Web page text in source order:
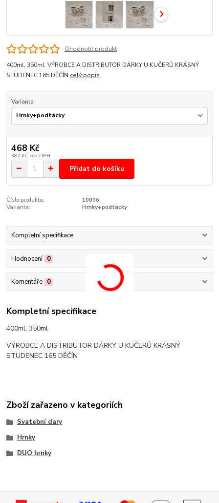
Ohodnotit produkt
400ml, 350ml VÝROBCE A DISTRIBUTOR DÁRKY U KUČERŮ KRÁSNÝ
STUDENEC 165 DĚČÍN celý popis
Varianta
468 Kč
387 Kč bez DPH
Přidat do košíku
Číslo produktu:
10006
Varianta:
Hrnky+podtácky
Kompletní specifikace
Hodnocení 0
Komentáře 0
Kompletní specifikace
400ml, 350ml
VÝROBCE A DISTRIBUTOR DÁRKY U KUČERŮ KRÁSNÝ
STUDENEC 165 DĚČÍN
Zboží zařazeno v kategoriích
Svatební dary
Hrnky
DUO hrnky